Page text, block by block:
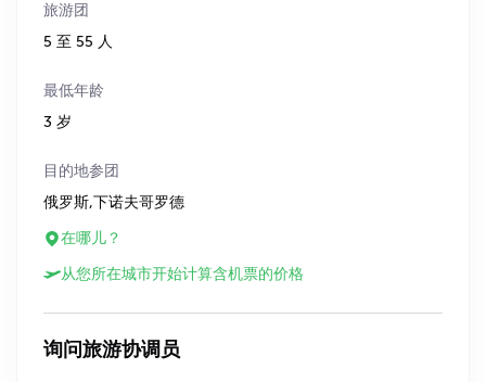
旅游团
5 至 55 人
最低年龄
3 岁
目的地参团
俄罗斯,下诺夫哥罗德
在哪儿？
从您所在城市开始计算含机票的价格
询问旅游协调员